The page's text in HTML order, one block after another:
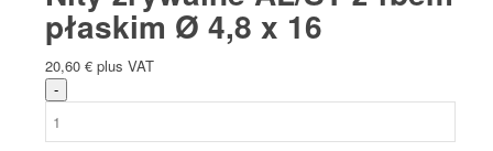
płaskim Ø 4,8 x 16
20,60 € plus VAT